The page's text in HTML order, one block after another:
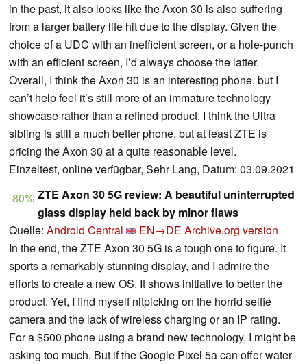
in the past, it also looks like the Axon 30 is also suffering
from a larger battery life hit due to the display. Given the
choice of a UDC with an inefficient screen, or a hole-punch
with an efficient screen, I’d always choose the latter.
Overall, I think the Axon 30 is an interesting phone, but I
can’t help feel it’s still more of an immature technology
showcase rather than a refined product. I think the Ultra
sibling is still a much better phone, but at least ZTE is
pricing the Axon 30 at a quite reasonable level.
Einzeltest, online verfügbar, Sehr Lang, Datum: 03.09.2021
80% ZTE Axon 30 5G review: A beautiful uninterrupted
glass display held back by minor flaws
Quelle: Android Central EN→DE Archive.org version
In the end, the ZTE Axon 30 5G is a tough one to figure. It
sports a remarkably stunning display, and I admire the
efforts to create a new OS. It shows initiative to better the
product. Yet, I find myself nitpicking on the horrid selfie
camera and the lack of wireless charging or an IP rating.
For a $500 phone using a brand new technology, I might be
asking too much. But if the Google Pixel 5a can offer water